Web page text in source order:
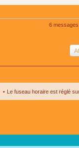
6 messages
Le fuseau horaire est réglé